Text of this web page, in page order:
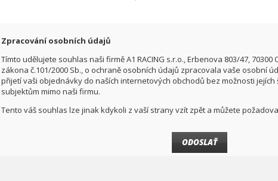
Zpracování osobních údajů
Tímto udělujete souhlas naši firmě A1 RACING s.r.o., Erbenova 803/47, 70300
zákona č.101/2000 Sb., o ochraně osobních údajů zpracovala vaše osobní
přijetí vaši objednávky do naších internetových obchodů bez možnosti
subjektům mimo naši firmu.
Tento váš souhlas lze jinak kdykoli z vaší strany vzít zpět a můžete